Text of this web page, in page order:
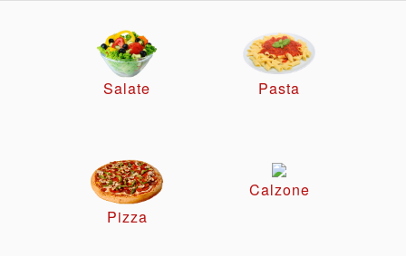
Salate Pasta
Pizza
Calzone